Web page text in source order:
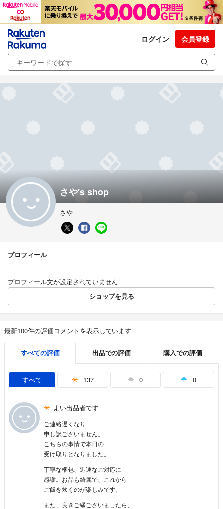
ログイン 会員登録
さや's shop
さや
プロフィール
プロフィール文が設定されていません
ショップを見る
最新100件の評価コメントを表示しています
すべての評価 出品での評価 購入での評価
すべて 137 0 0
よい出品者です
ご連絡遅くなり
申し訳ございません。
こちらの事情で本日の
受け取りとなりました。
丁寧な梱包、迅速なご対応に
感謝。お品も綺麗で、これから
ご飯を炊くのが楽しみです。
また、良きご縁ございましたら、